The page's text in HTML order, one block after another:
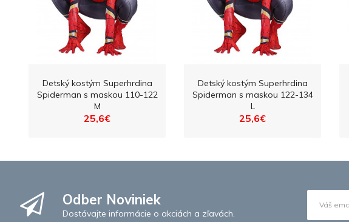
Detský kostým Superhrdina
Spiderman s maskou 110-122
M
25,6€
Detský kostým Superhrdina
Spiderman s maskou 122-134
L
25,6€
Odber Noviniek
Dostávajte informácie o akciách a zľavách.